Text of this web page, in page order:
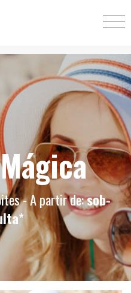
- A partir de:sob-
*